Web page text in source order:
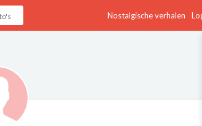
Nostalgische verhalen